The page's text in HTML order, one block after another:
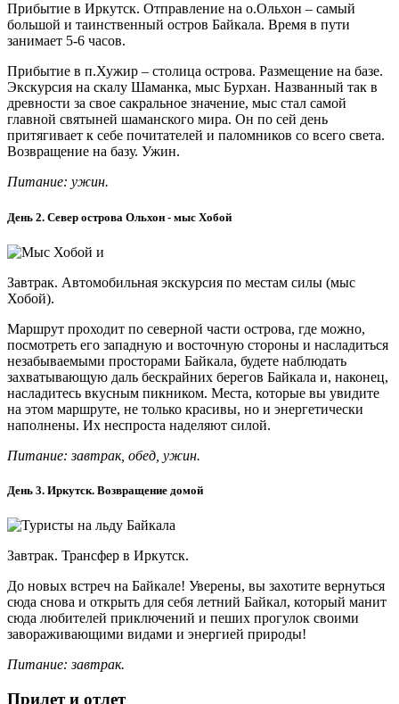
Прибытие в Иркутск. Отправление на о.Ольхон – самый
большой и таинственный остров Байкала. Время в пути
занимает 5-6 часов.
Прибытие в п.Хужир – столица острова. Размещение на базе.
Экскурсия на скалу Шаманка, мыс Бурхан. Названный так в
древности за свое сакральное значение, мыс стал самой
главной святыней шаманского мира. Он по сей день
притягивает к себе почитателей и паломников со всего света.
Возвращение на базу. Ужин.
Питание: ужин.
День 2. Север острова Ольхон - мыс Хобой
Завтрак. Автомобильная экскурсия по местам силы (мыс
Хобой).
Маршрут проходит по северной части острова, где можно,
посмотреть его западную и восточную стороны и насладиться
незабываемыми просторами Байкала, будете наблюдать
захватывающую даль бескрайних берегов Байкала и, наконец,
насладитесь вкусным пикником. Места, которые вы увидите
на этом маршруте, не только красивы, но и энергетически
наполнены. Их неспроста наделяют силой.
Питание: завтрак, обед, ужин.
День 3. Иркутск. Возвращение домой
Завтрак. Трансфер в Иркутск.
До новых встреч на Байкале! Уверены, вы захотите вернуться
сюда снова и открыть для себя летний Байкал, который манит
сюда любителей приключений и пеших прогулок своими
завораживающими видами и энергией природы!
Питание: завтрак.
Прилет и отлет